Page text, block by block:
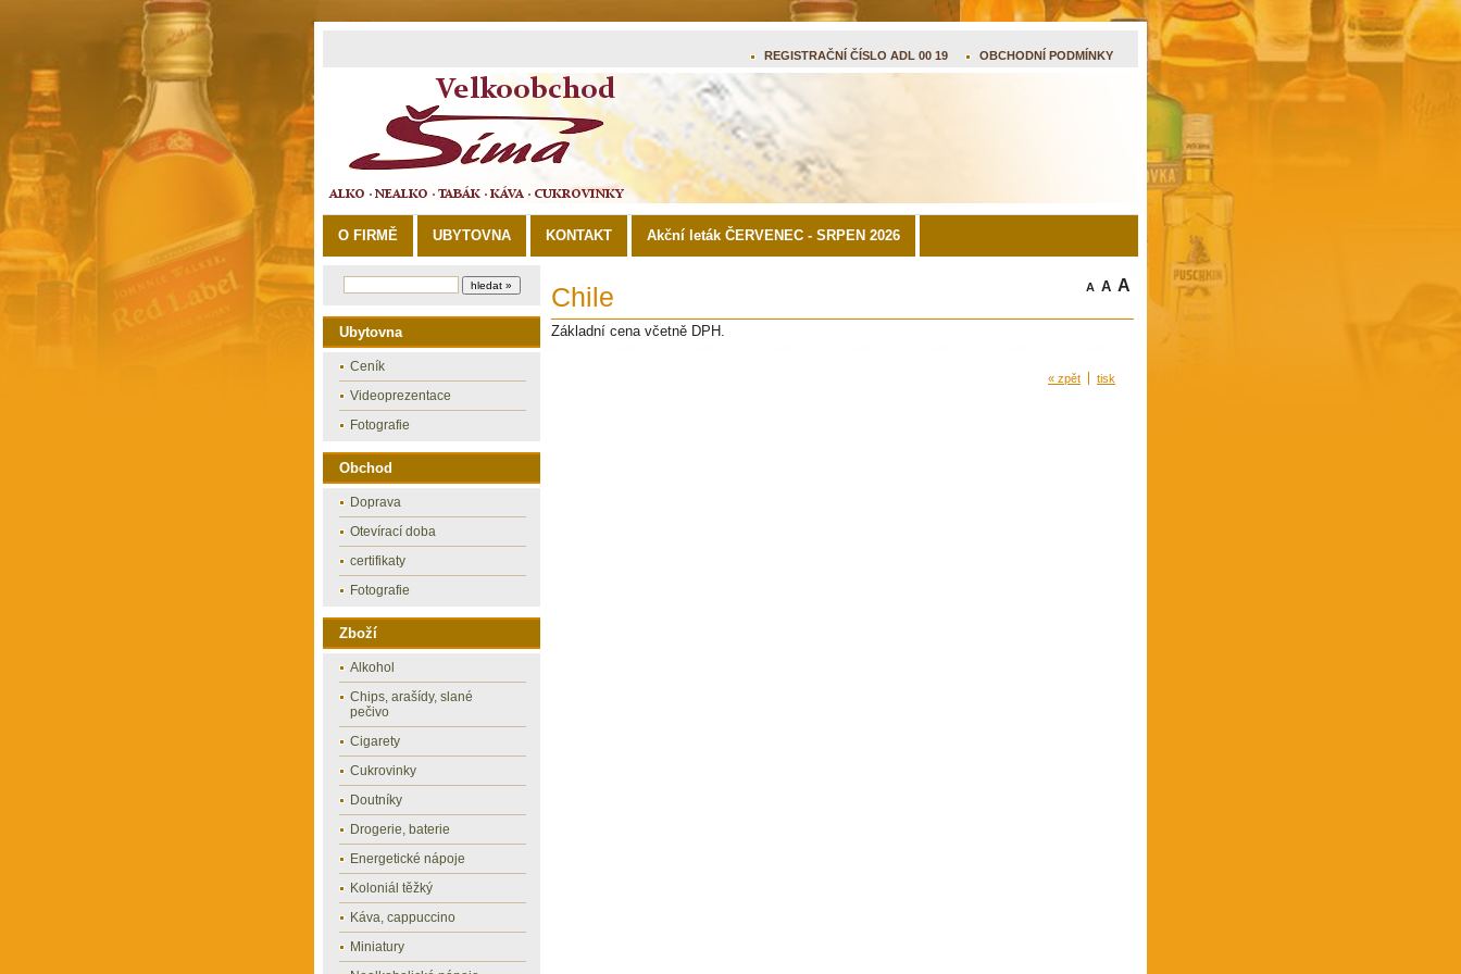
REGISTRAČNÍ ČÍSLO ADL 00 19 OBCHODNÍ PODMÍNKY
O FIRMĚ UBYTOVNA KONTAKT Akční leták ČERVENEC - SRPEN 2026
Ubytovna
Ceník
Videoprezentace
Fotografie
Obchod
Doprava
Otevírací doba
certifikaty
Fotografie
Zboží
Alkohol
Chips, arašídy, slané
pečivo
Cigarety
Cukrovinky
Doutníky
Drogerie, baterie
Energetické nápoje
Koloniál těžký
Káva, cappuccino
Miniatury
A A A
Chile
Základní cena včetně DPH.
tisk
« zpět